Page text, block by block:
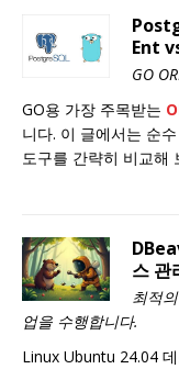
Ent
GO
GO용 가장 주목받는
니다. 이 글에서는 순
도구를 간략히 비교해
스 관
최적
업을 수행합니다.
Linux Ubuntu 24.04